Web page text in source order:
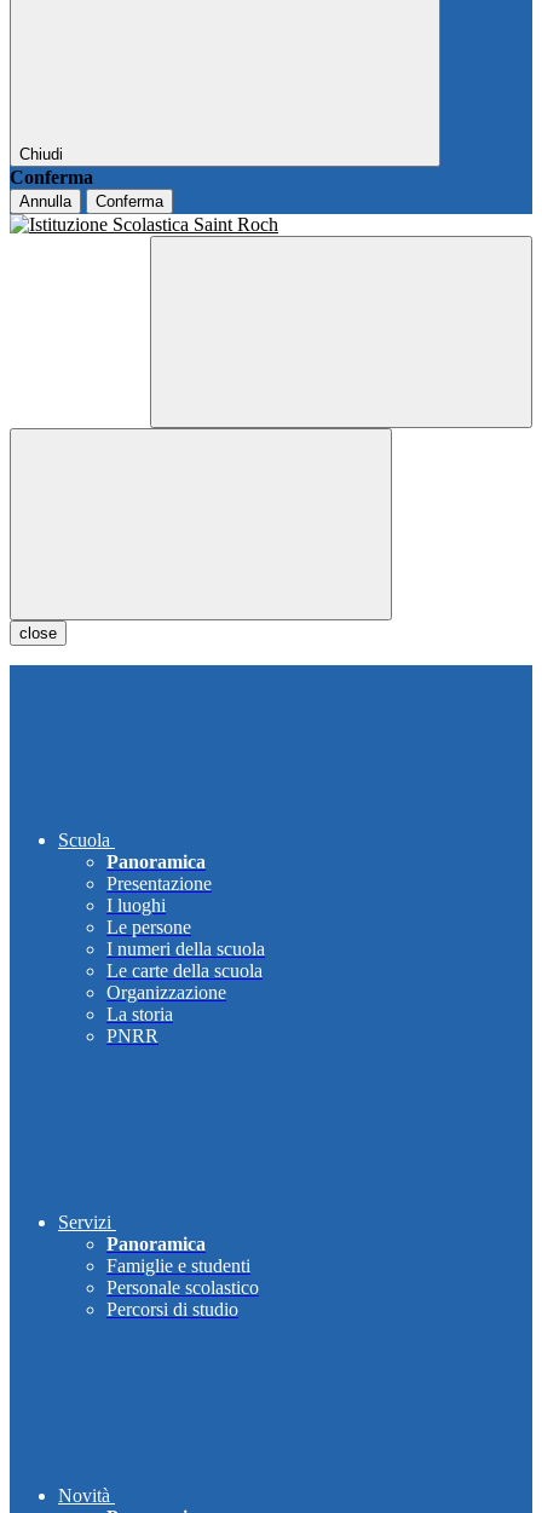
Chiudi
Conferma
Annulla Conferma
close
Scuola
Panoramica
Presentazione
I luoghi
Le persone
I numeri della scuola
Le carte della scuola
Organizzazione
La storia
PNRR
Servizi
Panoramica
Famiglie e studenti
Personale scolastico
Percorsi di studio
Novità